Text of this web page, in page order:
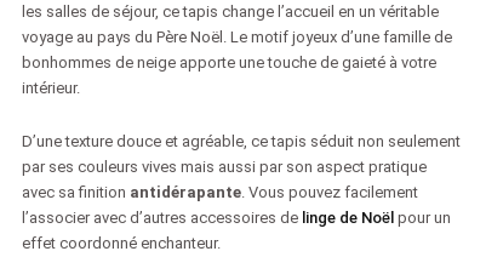
les salles de séjour, ce tapis change l’accueil en un véritable
voyage au pays du Père Noël. Le motif joyeux d’une famille de
bonhommes de neige apporte une touche de gaieté à votre
intérieur.
D’une texture douce et agréable, ce tapis séduit non seulement
par ses couleurs vives mais aussi par son aspect pratique
avec sa finition antidérapante. Vous pouvez facilement
l’associer avec d’autres accessoires de linge de Noëlpour un
effet coordonné enchanteur.